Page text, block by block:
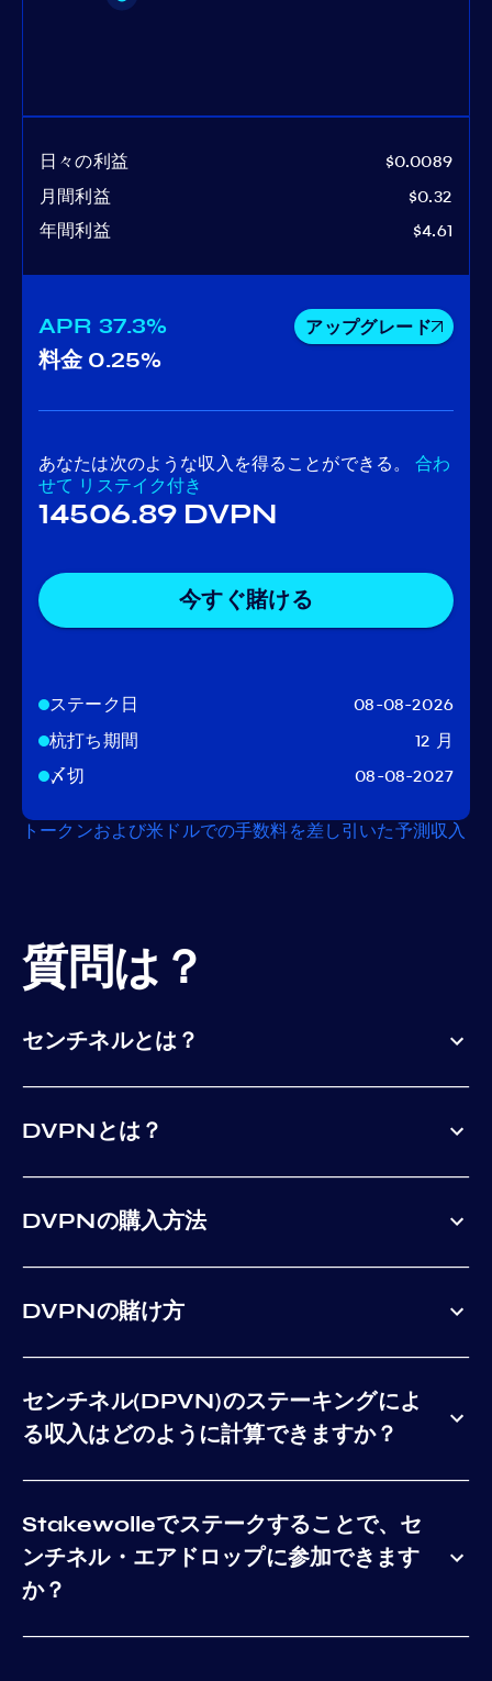
日々の利益
$0.0089
月間利益
$0.32
年間利益
$4.61
APR 37.3% アップグレード
料金0.25%
あなたは次のような収入を得ることができる。
合わ
せて リステイク付き
14506.89 DVPN
今すぐ賭ける
ステーク日
08-08-2026
杭打ち期間
12 月
〆切
08-08-2027
トークンおよび米ドルでの手数料を差し引いた予測収入
質問は？
センチネルとは？
DVPNとは？
DVPNの購入方法
DVPNの賭け方
センチネル(DPVN)のステーキングによ
る収入はどのように計算できますか？
Stakewolleでステークすることで、セ
ンチネル・エアドロップに参加できます
か？